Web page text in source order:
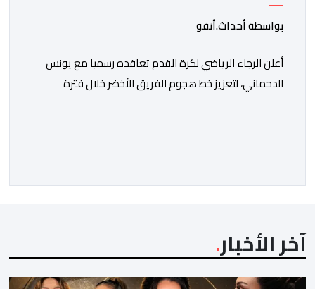
بواسطة أحداث.أنفو
أعلن الرجاء الرياضي لكرة القدم تعاقده رسميا مع يونس
الدحماني، لتعزيز خط هجوم الفريق الأخضر خلال فترة
أداء لافت قدمه اللاعب برفقة اتحاد […]
آخر الأخبار